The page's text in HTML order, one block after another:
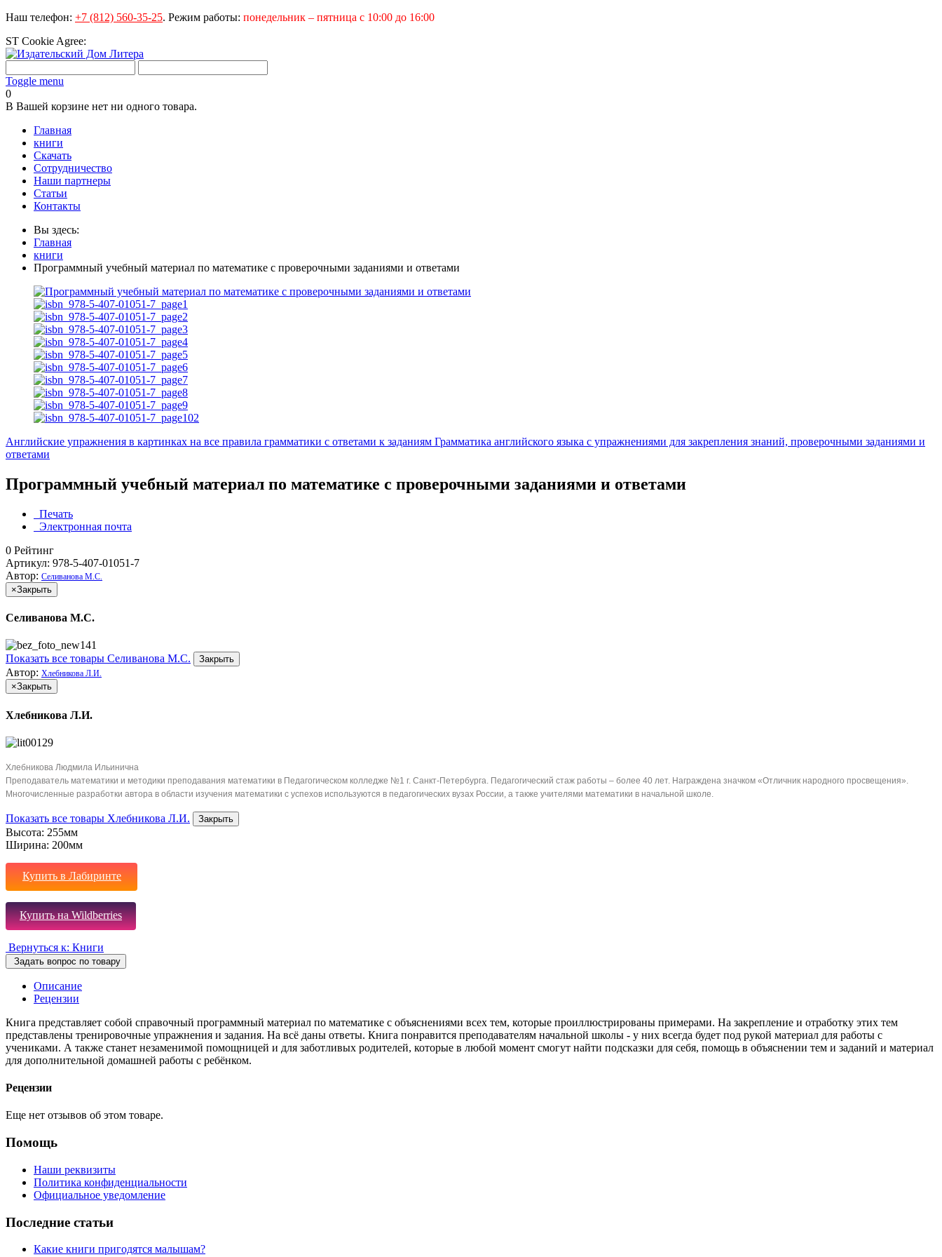
Наш телефон: +7 (812) 560-35-25. Режим работы: понедельник – пятница с 10:00 до 16:00
ST Cookie Agree:
Toggle menu
0
В Вашей корзине нет ни одного товара.
Главная
книги
Скачать
Сотрудничество
Наши партнеры
Статьи
Контакты
Вы здесь:
Главная
книги
Программный учебный материал по математике с проверочными заданиями и ответами
Английские упражнения в картинках на все правила грамматики с ответами к заданиям Грамматика английского языка с упражнениями для закрепления знаний, проверочными заданиями и
ответами
Программный учебный материал по математике с проверочными заданиями и ответами
Печать
Электронная почта
0 Рейтинг
Артикул: 978-5-407-01051-7
Автор: Селиванова М.С.
×Закрыть
Селиванова М.С.
Показать все товары Селиванова М.С. Закрыть
Автор: Хлебникова Л.И.
×Закрыть
Хлебникова Л.И.
Хлебникова Людмила Ильинична
Преподаватель математики и методики преподавания математики в Педагогическом колледже №1 г. Санкт-Петербурга. Педагогический стаж работы – более 40 лет. Награждена значком «Отличник народного просвещения».
Многочисленные разработки автора в области изучения математики с успехов используются в педагогических вузах России, а также учителями математики в начальной школе.
Показать все товары Хлебникова Л.И. Закрыть
Высота: 255мм
Ширина: 200мм
Купить в Лабиринте
Купить на Wildberries
Вернуться к: Книги
Задать вопрос по товару
Описание
Рецензии
Книга представляет собой справочный программный материал по математике с объяснениями всех тем, которые проиллюстрированы примерами. На закрепление и отработку этих тем
представлены тренировочные упражнения и задания. На всё даны ответы. Книга понравится преподавателям начальной школы - у них всегда будет под рукой материал для работы с
учениками. А также станет незаменимой помощницей и для заботливых родителей, которые в любой момент смогут найти подсказки для себя, помощь в объяснении тем и заданий и материал
для дополнительной домашней работы с ребёнком.
Рецензии
Еще нет отзывов об этом товаре.
Помощь
Наши реквизиты
Политика конфиденциальности
Официальное уведомление
Последние статьи
Какие книги пригодятся малышам?